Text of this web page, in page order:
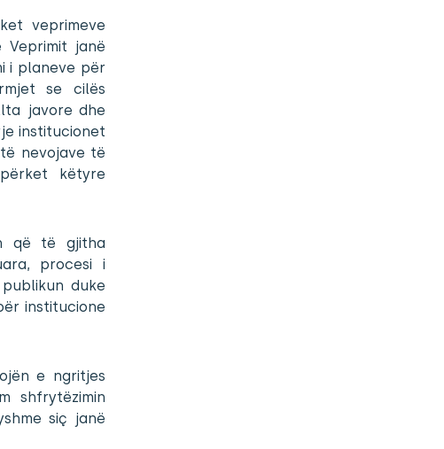
veprimeve
janë
i planeve për
se cilës
javore dhe
institucionet
nevojave të
këtyre
që të gjitha
procesi i
duke
institucione
e ngritjes
shfrytëzimin
siç janë